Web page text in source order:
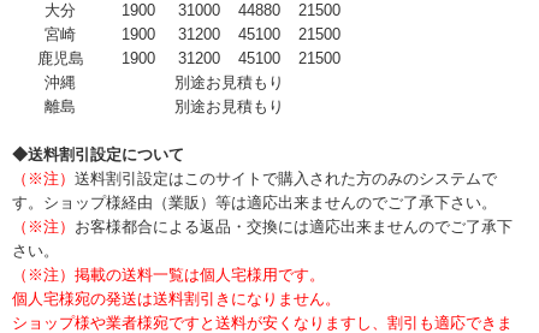
大分
1900 31000 44880
21500
宮崎
1900 31200 45100
21500
鹿児島
1900 31200 45100
21500
沖縄
別途お見積もり
離島
別途お見積もり
◆送料割引設定について
（※注） 送料割引設定はこのサイトで購入された方のみのシステムで
す。ショップ様経由（業販）等は適応出来ませんのでご了承下さい。
（※注） お客様都合による返品・交換には適応出来ませんのでご了承下
さい。
（※注）掲載の送料一覧は個人宅様用です。
個人宅様宛の発送は送料割引きになりません。
ショップ様や業者様宛ですと送料が安くなりますし、割引も適応できま